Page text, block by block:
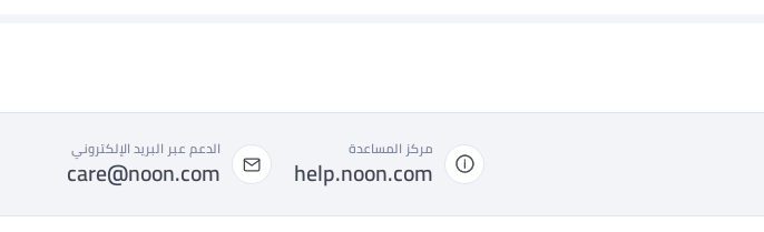
مركز المساعدة
help.noon.com
الدعم عبر البريد الإلكتروني
care@noon.com